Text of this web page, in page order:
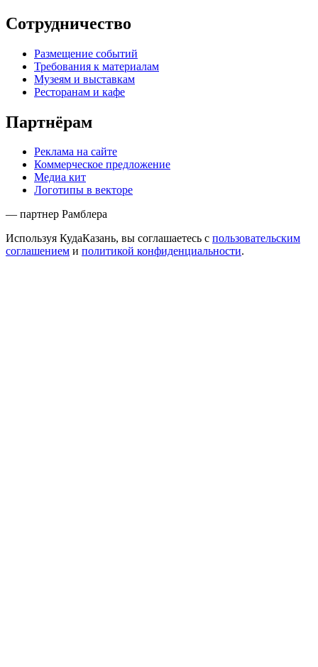
Сотрудничество
Размещение событий
Требования к материалам
Музеям и выставкам
Ресторанам и кафе
Партнёрам
Реклама на сайте
Коммерческое предложение
Медиа кит
Логотипы в векторе
— партнер Рамблера
Используя КудаКазань, вы соглашаетесь с пользовательским
соглашением и политикой конфиденциальности.